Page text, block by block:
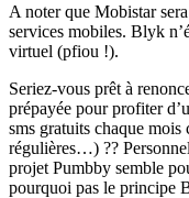
A noter que Mobistar
services mobiles. Blyk
virtuel (pfiou !).
Seriez-vous prêt à
prépayée pour profiter
sms gratuits chaque
régulières…) ??
projet Pumbby semble
pourquoi pas le